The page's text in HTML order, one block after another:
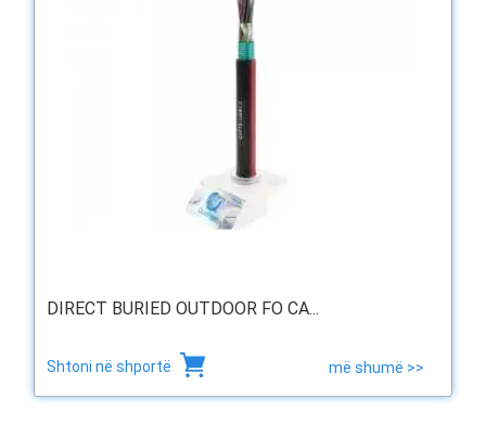
DIRECT BURIED OUTDOOR FO CA...
Shtoni në shportë më shumë >>